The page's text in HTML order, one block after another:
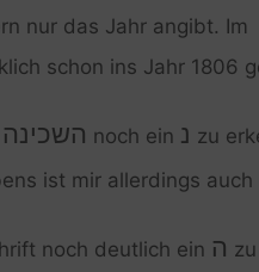
nur das Jahr angibt. Im
schon ins Jahr 1806
השכינה noch ein נ zu
ist mir allerdings auch
noch deutlich ein ה